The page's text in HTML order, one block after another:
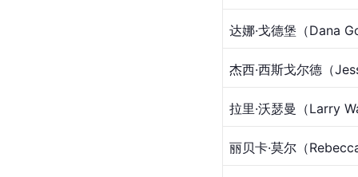
达娜·戈德堡（Dana
杰西·西斯戈尔德（
拉里·沃瑟曼（Larry
丽贝卡·莫尔（